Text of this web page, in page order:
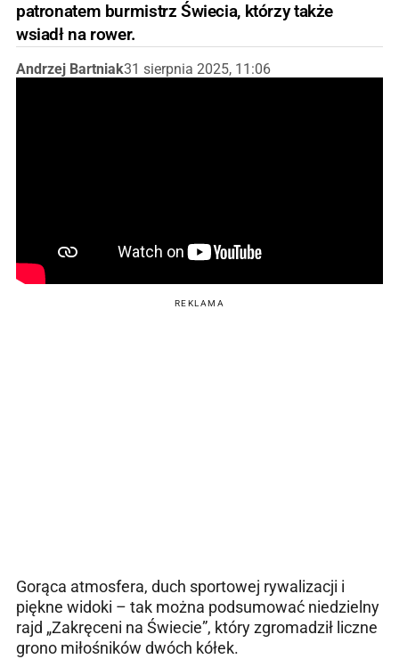
patronatem burmistrz Świecia, którzy także
wsiadł na rower.
Andrzej Bartniak31 sierpnia 2025, 11:06
REKLAMA
Gorąca atmosfera, duch sportowej rywalizacji i
piękne widoki – tak można podsumować niedzielny
rajd „Zakręceni na Świecie”, który zgromadził liczne
grono miłośników dwóch kółek.